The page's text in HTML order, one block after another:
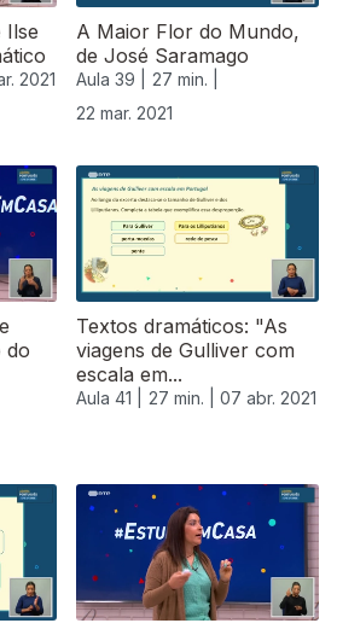
Ilse
2021
A Maior Flor do Mundo,
de José Saramago
Aula 39 |
27 min. |
22 mar. 2021
do
Textos dramáticos: "As
viagens de Gulliver com
escala em...
Aula 41 | 27 min. | 07 abr. 2021